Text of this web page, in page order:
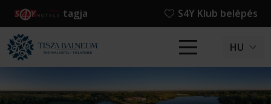
tagja S4Y Klub belépés
HU